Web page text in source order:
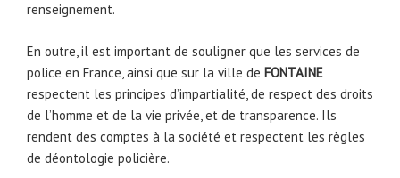
renseignement.
En outre, il est important de souligner que les services de
police en France, ainsi que sur la ville de FONTAINE
respectent les principes d’impartialité, de respect des droits
de l’homme et de la vie privée, et de transparence. Ils
rendent des comptes à la société et respectent les règles
de déontologie policière.